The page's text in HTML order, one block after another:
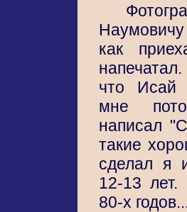
как
что Исай
мне
написал
такие
сделал я
12-13
80-х